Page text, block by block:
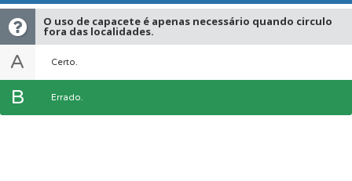
O uso de capacete é apenas necessário quando circulo
fora das localidades.
A Certo.
B Errado.